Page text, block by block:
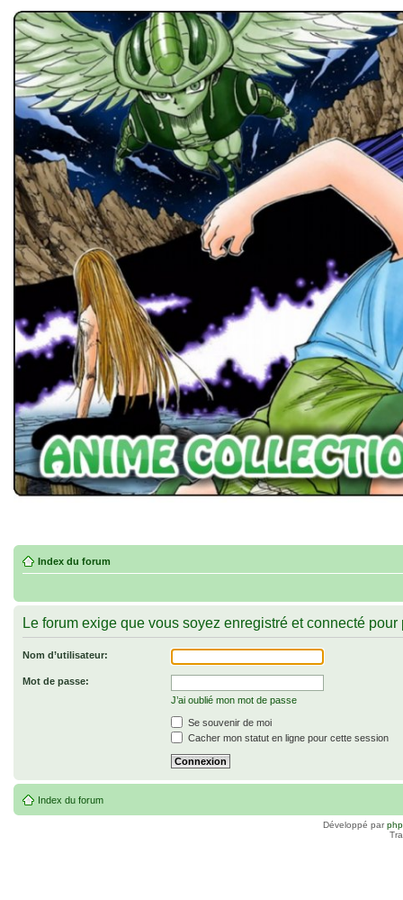
Index du forum
Le forum exige que vous soyez enregistré et connecté
Nom d’utilisateur:
Mot de passe:
J’ai oublié mon mot de passe
Se souvenir de moi
Cacher mon statut en ligne pour cette session
Index du forum
Développé par